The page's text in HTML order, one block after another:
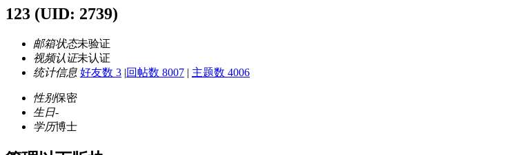
123 (UID: 2739)
邮箱状态未验证
视频认证未认证
统计信息 好友数 3 |回帖数 8007 | 主题数 4006
性别保密
生日-
学历博士